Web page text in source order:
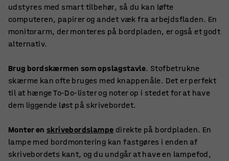
udstyres med smart tilbehør, så du kan løfte
computeren, papirer og andet væk fra arbejdsfladen. En
monitorarm, der monteres på bordpladen, er også et godt
alternativ.
Brug bordskærmen som opslagstavle. Stofbetrukne
skærme kan ofte bruges med knappenåle. Det er perfekt
til at hænge To-Do-lister og noter op i stedet for at have
dem liggende løst på skrivebordet.
Monter enskrivebordslampe direkte på bordpladen. En
lampe med bordmontering kan fastgøres i enden af
skrivebordets kant, og du undgår at have en lampefod,